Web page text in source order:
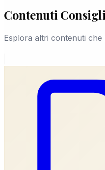
Contenuti
Esplora altri contenuti